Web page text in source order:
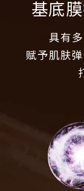
基底
具有
赋予肌肤